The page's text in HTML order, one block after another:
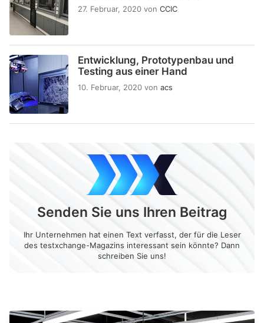
27. Februar, 2020 von CCIC
Entwicklung, Prototypenbau und
Testing aus einer Hand
10. Februar, 2020 von acs
Senden Sie uns Ihren Beitrag
Ihr Unternehmen hat einen Text verfasst, der für die Leser
des testxchange-Magazins interessant sein könnte? Dann
schreiben Sie uns!